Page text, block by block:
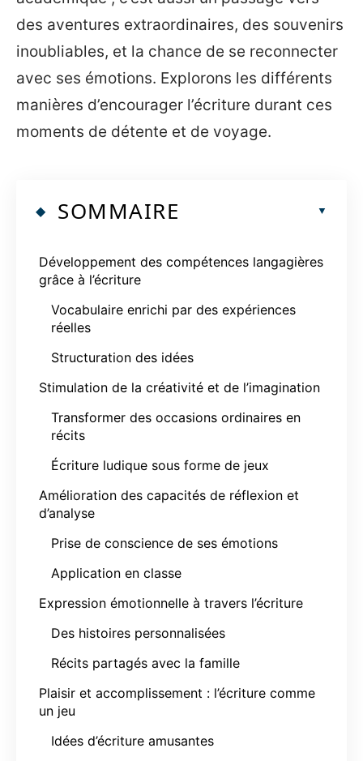
des aventures extraordinaires, des souvenirs
inoubliables, et la chance de se reconnecter
avec ses émotions. Explorons les différents
manières d’encourager l’écriture durant ces
moments de détente et de voyage.
SOMMAIRE
Développement des compétences langagières
grâce à l’écriture
Vocabulaire enrichi par des expériences
réelles
Structuration des idées
Stimulation de la créativité et de l’imagination
Transformer des occasions ordinaires en
récits
Écriture ludique sous forme de jeux
Amélioration des capacités de réflexion et
d’analyse
Prise de conscience de ses émotions
Application en classe
Expression émotionnelle à travers l’écriture
Des histoires personnalisées
Récits partagés avec la famille
Plaisir et accomplissement : l’écriture comme
un jeu
Idées d’écriture amusantes